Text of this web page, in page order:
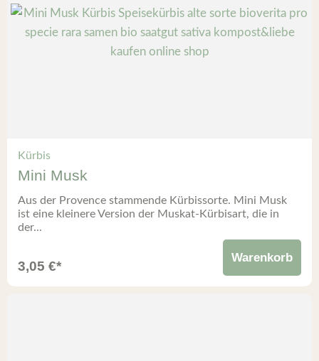
Kürbis
Mini Musk
Aus der Provence stammende Kürbissorte. Mini Musk
ist eine kleinere Version der Muskat-Kürbisart, die in
der...
3,05 €*
Warenkorb